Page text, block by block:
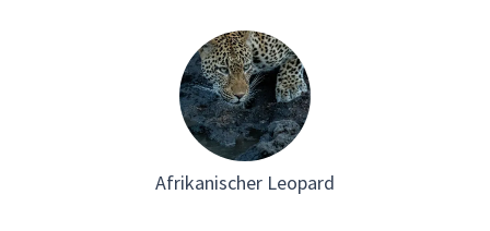
Afrikanischer Leopard